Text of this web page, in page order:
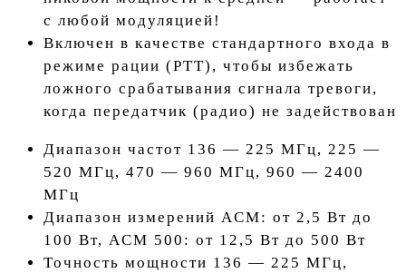
с любой модуляцией!
Включен в качестве стандартного входа в
режиме рации (PTT), чтобы избежать
ложного срабатывания сигнала тревоги,
когда передатчик (радио) не задействован
Диапазон частот 136 — 225 МГц, 225 —
520 МГц, 470 — 960 МГц, 960 — 2400
МГц
Диапазон измерений ACM: от 2,5 Вт до
100 Вт, ACM 500: от 12,5 Вт до 500 Вт
Точность мощности 136 — 225 МГц,